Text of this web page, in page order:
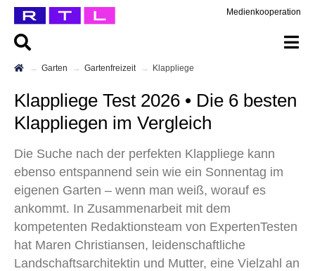
Medienkooperation
Garten Gartenfreizeit Klappliege
Klappliege Test 2026 • Die 6 besten
Klappliegen im Vergleich
Die Suche nach der perfekten Klappliege kann
ebenso entspannend sein wie ein Sonnentag im
eigenen Garten – wenn man weiß, worauf es
ankommt. In Zusammenarbeit mit dem
kompetenten Redaktionsteam von ExpertenTesten
hat Maren Christiansen, leidenschaftliche
Landschaftsarchitektin und Mutter, eine Vielzahl an